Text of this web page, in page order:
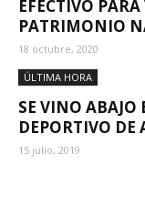
EFECTIVO
PATRIMONIO
18 octubre, 2020
ÚLTIMA HORA
SE VINO ABAJO
DEPORTIVO DE
15 julio, 2019